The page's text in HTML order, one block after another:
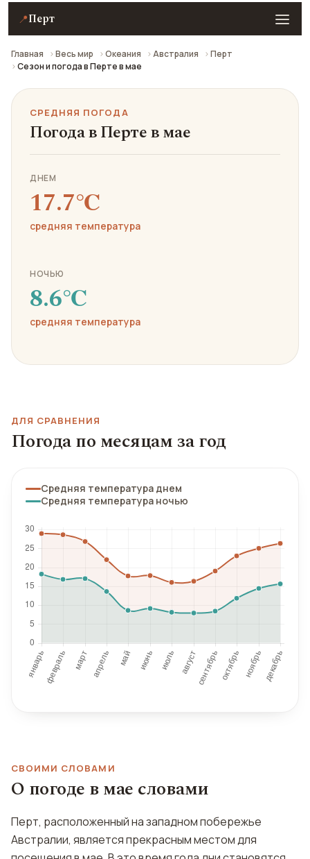
📍Перт
Главная Весь мир Океания Австралия
Перт
Сезон и погода в Перте в мае
СРЕДНЯЯ ПОГОДА
Погода в Перте в мае
ДНЕМ
17.7℃
средняя температура
НОЧЬЮ
8.6℃
средняя температура
ДЛЯ СРАВНЕНИЯ
Погода по месяцам за год
Средняя температура днем
Средняя температура ночью
СВОИМИ СЛОВАМИ
О погоде в мае словами
Перт, расположенный на западном побережье
Австралии, является прекрасным местом для